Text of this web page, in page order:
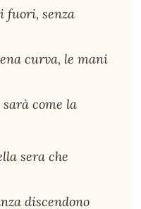
fuori, senza
curva, le mani
come la
sera che
discendono